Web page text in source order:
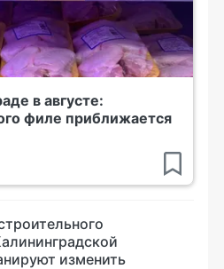
в августе:
филе приближается
изменить